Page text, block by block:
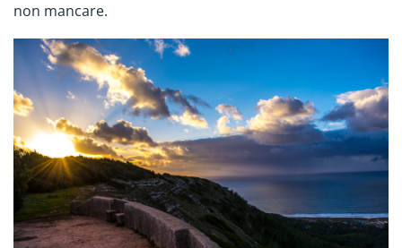
non mancare.